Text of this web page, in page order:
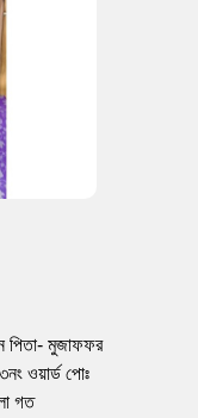
পিতা- মুজাফফর
ওয়ার্ড পোঃ
গত